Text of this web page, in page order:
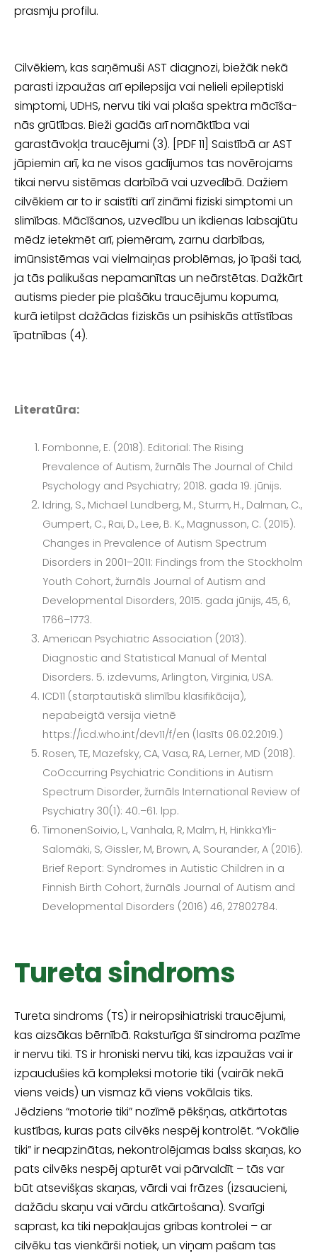
prasmju profilu.
Cilvēkiem, kas saņēmuši AST diagnozi, biežāk nekā
parasti izpaužas arī epilep­sija vai nelieli epileptiski
simptomi, UDHS, nervu tiki vai plaša spektra mācīša­
nās grūtības. Bieži gadās arī nomāktība vai
garastāvokļa traucējumi (3). [PDF 11] Saistībā ar AST
jāpiemin arī, ka ne visos gadījumos tas novērojams
tikai nervu sistēmas darbībā vai uzvedībā. Dažiem
cilvēkiem ar to ir saistīti arī zināmi fiziski simptomi un
slimības. Mācīšanos, uzvedību un ikdienas labsajūtu
mēdz ietekmēt arī, piemēram, zarnu darbības,
imūnsistēmas vai vielmaiņas problēmas, jo īpaši tad,
ja tās palikušas nepamanītas un neārstētas. Dažkārt
autisms pieder pie pla­šāku traucējumu kopuma,
kurā ietilpst dažādas fiziskās un psihiskās attīstības
īpatnības (4).
Literatūra:
Fombonne, E. (2018). Editorial: The Rising
Prevalence of Autism, žurnāls The Journal of Child
Psyc­hology and Psychiatry; 2018. gada 19. jūnijs.
Idring, S., Michael Lundberg, M., Sturm, H., Dalman, C.,
Gumpert, C., Rai, D., Lee, B. K., Magnus­son, C. (2015).
Changes in Prevalence of Autism Spectrum
Disorders in 2001–2011: Findings from the Stockholm
Youth Cohort, žurnāls Journal of Autism and
Developmental Disorders, 2015. gada jūnijs, 45, 6,
1766–1773.
American Psychiatric Association (2013).
Diagnostic and Statistical Manual of Mental
Disorders. 5. izdevums, Arlington, Virginia, USA.
ICD­11 (starptautiskā slimību klasifikācija),
nepabeigtā versija vietnē
https://icd.who.int/dev11/f/en (lasīts 06.02.2019.)
Rosen, TE, Mazefsky, CA, Vasa, RA, Lerner, MD (2018).
Co­Occurring Psychiatric Conditions in Autism
Spectrum Disorder, žurnāls International Review of
Psychiatry 30(1): 40.–61. lpp.
Timonen­Soivio, L, Vanhala, R, Malm, H, Hinkka­Yli­
Salomäki, S, Gissler, M, Brown, A, Souran­der, A (2016).
Brief Report: Syndromes in Autistic Children in a
Finnish Birth Cohort, žurnāls Journal of Autism and
Developmental Disorders (2016) 46, 2780­2784.
Tureta sindroms
Tureta sindroms (TS) ir neiropsihiatriski traucējumi,
kas aizsākas bērnībā. Rakstu­rīga šī sindroma pazīme
ir nervu tiki. TS ir hroniski nervu tiki, kas izpaužas vai ir
izpaudušies kā kompleksi motorie tiki (vairāk nekā
viens veids) un vismaz kā viens vokālais tiks.
Jēdziens “motorie tiki” nozīmē pēkšņas, atkārtotas
kustības, kuras pats cilvēks nespēj kontrolēt. “Vokālie
tiki” ir neapzinātas, nekontrolējamas balss skaņas, ko
pats cilvēks nespēj apturēt vai pārvaldīt – tās var
būt atsevišķas skaņas, vārdi vai frāzes (izsaucieni,
dažādu skaņu vai vārdu atkārtošana). Svarīgi
saprast, ka tiki nepakļaujas gribas kontrolei – ar
cilvēku tas vienkārši notiek, un viņam pašam tas